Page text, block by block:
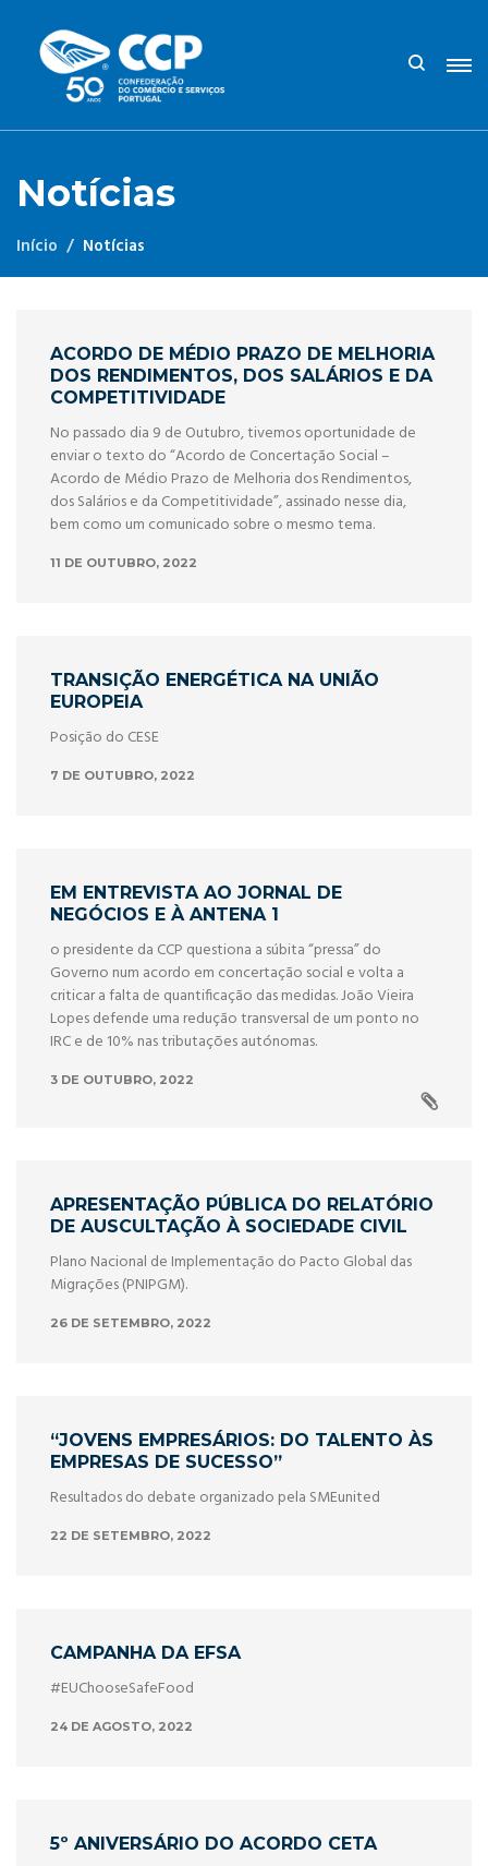
Notícias
Início Notícias
ACORDO DE MÉDIO PRAZO DE MELHORIA
DOS RENDIMENTOS, DOS SALÁRIOS E DA
COMPETITIVIDADE
No passado dia 9 de Outubro, tivemos oportunidade de
enviar o texto do “Acordo de Concertação Social –
Acordo de Médio Prazo de Melhoria dos Rendimentos,
dos Salários e da Competitividade”, assinado nesse dia,
bem como um comunicado sobre o mesmo tema.
11 DE OUTUBRO, 2022
TRANSIÇÃO ENERGÉTICA NA UNIÃO
EUROPEIA
Posição do CESE
7 DE OUTUBRO, 2022
EM ENTREVISTA AO JORNAL DE
NEGÓCIOS E À ANTENA 1
o presidente da CCP questiona a súbita “pressa” do
Governo num acordo em concertação social e volta a
criticar a falta de quantificação das medidas. João Vieira
Lopes defende uma redução transversal de um ponto no
IRC e de 10% nas tributações autónomas.
3 DE OUTUBRO, 2022
APRESENTAÇÃO PÚBLICA DO RELATÓRIO
DE AUSCULTAÇÃO À SOCIEDADE CIVIL
Plano Nacional de Implementação do Pacto Global das
Migrações (PNIPGM).
26 DE SETEMBRO, 2022
“JOVENS EMPRESÁRIOS: DO TALENTO ÀS
EMPRESAS DE SUCESSO”
Resultados do debate organizado pela SMEunited
22 DE SETEMBRO, 2022
CAMPANHA DA EFSA
#EUChooseSafeFood
24 DE AGOSTO, 2022
5º ANIVERSÁRIO DO ACORDO CETA